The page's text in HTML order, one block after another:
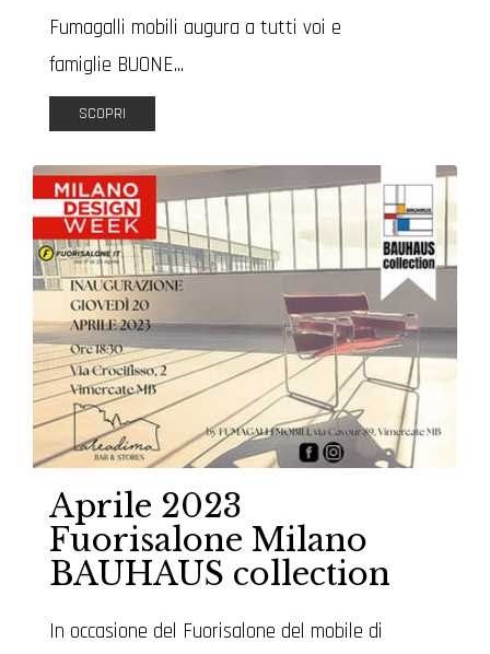
Fumagalli mobili augura a tutti voi e
famiglie BUONE...
SCOPRI
Aprile 2023
Fuorisalone Milano
BAUHAUS collection
In occasione del Fuorisalone del mobile di